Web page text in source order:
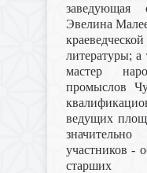
заведующая
Эвелина
литературы;
мастер
промыслов
ведущих
участников -
старших